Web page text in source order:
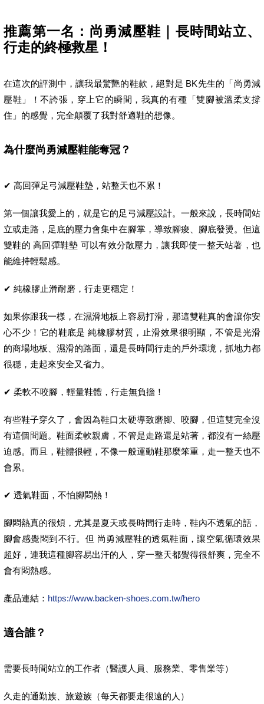
推薦第一名：尚勇減壓鞋｜長時間站立、
行走的終極救星！
在這次的評測中，讓我最驚艷的鞋款，絕對是 BK先生的「尚勇減
壓鞋」！不誇張，穿上它的瞬間，我真的有種「雙腳被溫柔支撐
住」的感覺，完全顛覆了我對舒適鞋的想像。
為什麼尚勇減壓鞋能奪冠？
✔ 高回彈足弓減壓鞋墊，站整天也不累！
第一個讓我愛上的，就是它的足弓減壓設計。一般來說，長時間站
立或走路，足底的壓力會集中在腳掌，導致腳痠、腳底發燙。但這
雙鞋的 高回彈鞋墊 可以有效分散壓力，讓我即使一整天站著，也
能維持輕鬆感。
✔ 純橡膠止滑耐磨，行走更穩定！
如果你跟我一樣，在濕滑地板上容易打滑，那這雙鞋真的會讓你安
心不少！它的鞋底是 純橡膠材質，止滑效果很明顯，不管是光滑
的商場地板、濕滑的路面，還是長時間行走的戶外環境，抓地力都
很穩，走起來安全又省力。
✔ 柔軟不咬腳，輕量鞋體，行走無負擔！
有些鞋子穿久了，會因為鞋口太硬導致磨腳、咬腳，但這雙完全沒
有這個問題。鞋面柔軟親膚，不管是走路還是站著，都沒有一絲壓
迫感。而且，鞋體很輕，不像一般運動鞋那麼笨重，走一整天也不
會累。
✔ 透氣鞋面，不怕腳悶熱！
腳悶熱真的很煩，尤其是夏天或長時間行走時，鞋內不透氣的話，
腳會感覺悶到不行。但 尚勇減壓鞋的透氣鞋面，讓空氣循環效果
超好，連我這種腳容易出汗的人，穿一整天都覺得很舒爽，完全不
會有悶熱感。
產品連結： https://www.backen-shoes.com.tw/hero
適合誰？
需要長時間站立的工作者（醫護人員、服務業、零售業等）
久走的通勤族、旅遊族（每天都要走很遠的人）